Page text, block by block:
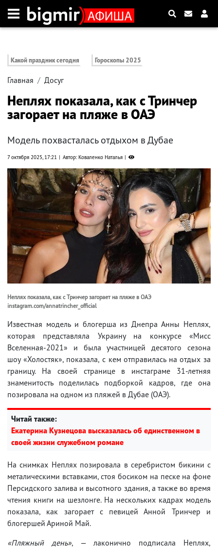
Какой праздник сегодня Гороскопы 2025
Главная Досуг
Неплях показала, как с Тринчер
загорает на пляже в ОАЭ
Модель похвасталась отдыхом в Дубае
7 октября 2025, 17:21 Автор: Коваленко Наталья
Неплях показала, как с Тринчер загорает на пляже в ОАЭ
instagram.com/annatrincher_official
Известная модель и блогерша из Днепра Анны Неплях,
которая представляла Украину на конкурсе «Мисс
Вселенная-2021» и была участницей десятого сезона
шоу «Холостяк», показала, с кем отправилась на отдых за
границу. На своей странице в инстаграме 31-летняя
знаменитость поделилась подборкой кадров, где она
позировала на одном из пляжей в Дубае (ОАЭ).
Читай также:
Екатерина Кузнецова высказалась об единственном в
своей жизни служебном романе
На снимках Неплях позировала в серебристом бикини с
металическими вставками, стоя босиком на песке на фоне
Персидского залива и высотного здания, а также во время
чтения книги на шезлонге. На нескольких кадрах модель
показала, как загорает с певицей Анной Тринчер и
блогершей Ариной Май.
«Пляжный день», — лаконично подписала Неплях,